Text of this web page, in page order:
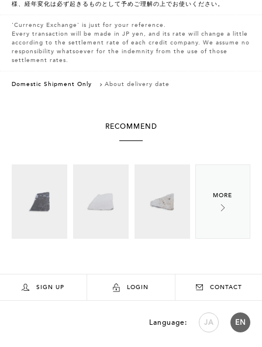
様、経年変化は必ず起きるものとして予めご理解の上でお使いください。
'Currency Exchange' is just for your reference.
Every transaction will be made in JP yen, and its rate will change a little
according to the settlement rate of each credit company. We assume no
responsibility whatsoever for the indemnity from the use of those
settlement rates.
Domestic Shipment Only About delivery date
RECOMMEND
SIGN UP LOGIN CONTACT
Language: JA EN